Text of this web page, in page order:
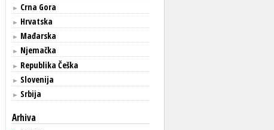
► Crna Gora
► Hrvatska
► Mađarska
► Njemačka
► Republika Češka
► Slovenija
► Srbija
Arhiva